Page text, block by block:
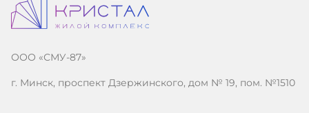
ООО «СМУ-87»
г. Минск, проспект Дзержинского, дом № 19, пом. №1510